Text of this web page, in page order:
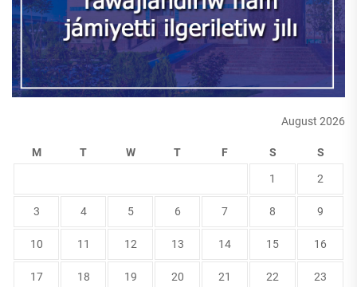
August 2026
M T W T F S S
1 2
3 4 5 6 7 8 9
10 11 12 13 14 15 16
17 18 19 20 21 22 23